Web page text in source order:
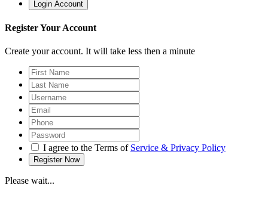
Register Your Account
Create your account. It will take less then a minute
I agree to the Terms of Service & Privacy Policy
Please wait...